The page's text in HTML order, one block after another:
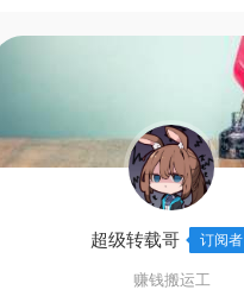
超级转载哥 订阅者
赚钱搬运工